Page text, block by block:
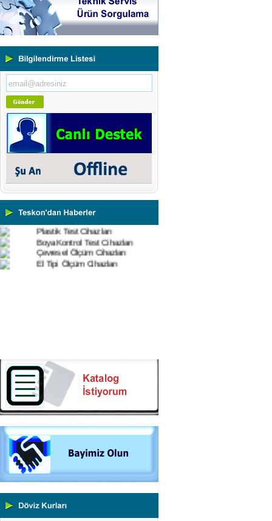
Yeni Binamıza TAŞINDIK
Portatif ve Tezgah Tipi Sertlik
Ölçüm Cihazları
Kaplama Kalınlığı Ölçüm
Cihazları
Cihazları
Yüzey Pürüzlülük Ölçüm
Vİbrasyon Test Cihazları
Mikroskoplar
Numune Hazırlama Cihazları
Profil Projektörler
Video Ölçüm Sistemleri
3 Boyutlu Ölçüm Cihazları
Beton Test Cihazları
Impact Test Cihazları
Boya Kontrol Test Cihazları
Çevresel Ölçüm Cihazları
El Tipi Ölçüm Cihazları